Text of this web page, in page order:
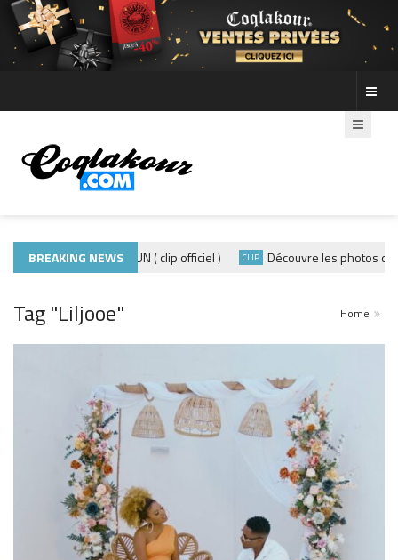
BREAKING NEWS
ADE440 – GRAMOUN ( clip officiel ) CLIP Découvre les photos de la
Tag "Liljooe" Home